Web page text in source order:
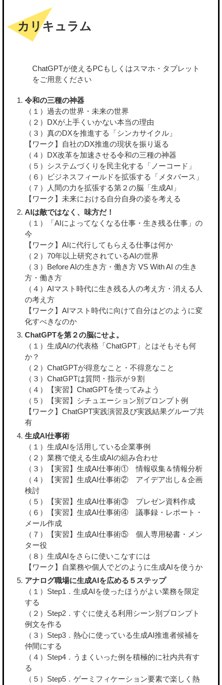
カリキュラム
ChatGPTが使えるPCもしくはスマホ・タブレット
をご用意ください
令和の三種の神器
（１）過去の世界・未来の世界
（２）DXが上手くいかない本当の理由
（３）真のDXを推進する「シンカサイクル」
【ワーク】自社のDX推進の現状を振り返る
（４）DX改革を加速させる令和の三種の神器
（５）システムづくりを民主化する「ノーコード」
（６）ビジネスフィールドを拡張する「メタバース」
（７）人間の力を拡張する第２の脳「生成AI」
【ワーク】未来における自分自身の姿を考える
AIは敵ではなく、味方だ！
（１）「AIによってなくなる仕事・生き残る仕事」の
今
【ワーク】AIに代行してもらえる仕事は何か
（２）70年以上研究されているAIの世界
（３）Before AIの生き方・働き方 VS With AI の生き
方・働き方
（４）AIマスト時代に生き残る人の考え方・消える人
の考え方
【ワーク】AIマスト時代に向けて自分はどのように変
化すべきなのか
ChatGPTを第２の脳にせよ。
（１）生成AIの代表格「ChatGPT」とはそもそも何
か？
（２）ChatGPTが得意なこと・不得意なこと
（３）ChatGPTは質問・指示が９割
（４）【実習】ChatGPTを使ってみよう
（５）【実習】シチュエーション別プロンプト例
【ワーク】ChatGPT実践演習及び実践結果グループ共
有
生成AI仕事術
（１）生成AIを活用している企業事例
（２）業務で使える生成AIの組み合わせ
（３）【実習】生成AI仕事術① 情報収集＆情報分析
（４）【実習】生成AI仕事術② アイデア出し＆企画
検討
（５）【実習】生成AI仕事術③ プレゼン資料作成
（６）【実習】生成AI仕事術④ 議事録・レポート・
メール作成
（７）【実習】生成AI仕事術⑤ 個人専用秘書・メン
ター役
（８）生成AIをさらに使いこなすには
【ワーク】自業務や個人でどのように生成AIを使うか
アナログ職場に生成AIを広める５ステップ
（１）Step1．生成AIを使ったほうがよい業務を限定
する
（２）Step2．すぐに使える利用シーン別プロンプト
例文を作る
（３）Step3．熱心に使っている生成AI推進者候補を
仲間にする
（４）Step4．うまくいった例を積極的に社内共有す
る
（５）Step5．ゲーミフィケーション要素で楽しく熱